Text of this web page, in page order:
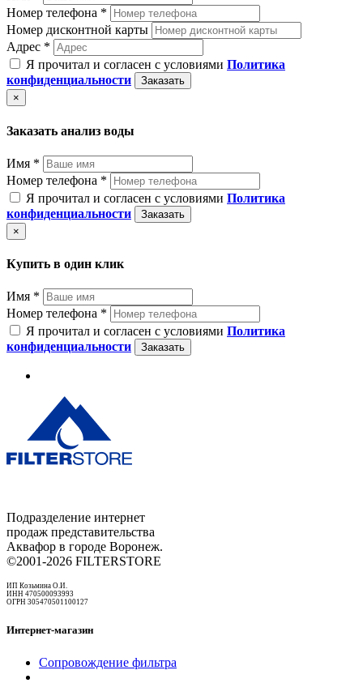
Номер телефона *
Номер дисконтной карты
Адрес *
Я прочитал и согласен с условиями Политика
конфиденциальности
Заказать
×
Заказать анализ воды
Имя *
Номер телефона *
Я прочитал и согласен с условиями Политика
конфиденциальности
Заказать
×
Купить в один клик
Имя *
Номер телефона *
Я прочитал и согласен с условиями Политика
конфиденциальности
Заказать
Подразделение интернет
продаж представительства
Аквафор в городе Воронеж.
©2001-2026 FILTERSTORE
ИП Козьмина О.И.
ИНН 470500093993
ОГРН 305470501100127
Интернет-магазин
Сопровождение фильтра